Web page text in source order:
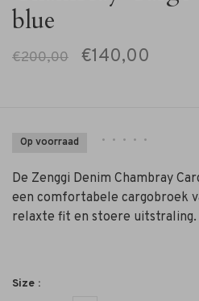
blue
€200,00 €140,00
Op voorraad • • • • •
De Zenggi Denim Chambray
een comfortabele cargobroek
relaxte fit en stoere uitstraling.
Size :